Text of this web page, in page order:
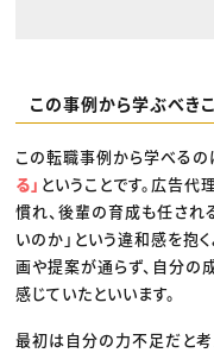
この事例から学ぶべき
この転職事例から学べるの
る」 ということです。広告
慣れ、後輩の育成も任され
いのか」という違和感を抱
画や提案が通らず、自分の
感じていたといいます。
最初は自分の力不足だと